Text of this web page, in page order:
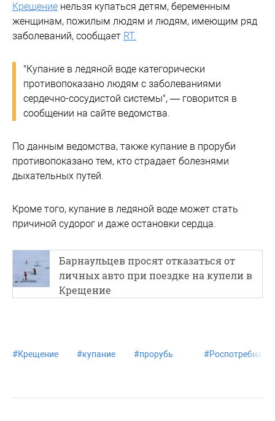
Крещение нельзя купаться детям, беременным
женщинам, пожилым людям и людям, имеющим ряд
заболеваний, сообщает RT.
"Купание в ледяной воде категорически
противопоказано людям с заболеваниями
сердечно-сосудистой системы", — говорится в
сообщении на сайте ведомства.
По данным ведомства, также купание в проруби
противопоказано тем, кто страдает болезнями
дыхательных путей.
Кроме того, купание в ледяной воде может стать
причиной судорог и даже остановки сердца.
Барнаульцев просят отказаться от
личных авто при поездке на купели в
Крещение
#Крещение #купание #прорубь #